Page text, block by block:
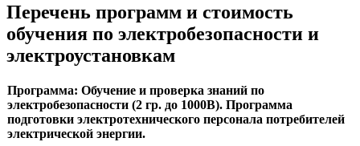
Перечень программ и стоимость
обучения по электробезопасности и
электроустановкам
Программа: Обучение и проверка знаний по
электробезопасности (2 гр. до 1000В). Программа
подготовки электротехнического персонала потребителей
электрической энергии.